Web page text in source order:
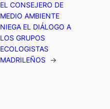
EL CONSEJERO DE
MEDIO AMBIENTE
NIEGA EL DIÁLOGO A
LOS GRUPOS
ECOLOGISTAS
MADRILEÑOS →